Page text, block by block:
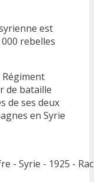
est
rebelles
Régiment
de bataille
de ses deux
en Syrie